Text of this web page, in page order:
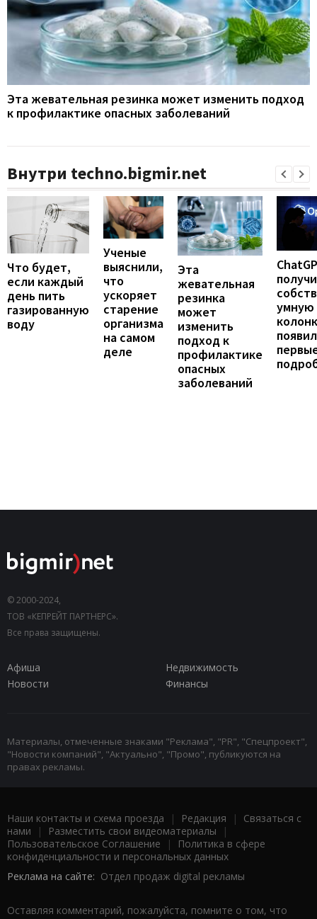
Эта жевательная резинка может изменить подход
к профилактике опасных заболеваний
Внутри techno.bigmir.net
Что будет,
если каждый
день пить
газированную
воду
Ученые
выяснили,
что
ускоряет
старение
организма
на самом
деле
Эта
жевательная
резинка
может
изменить
подход к
профилактике
опасных
заболеваний
умную
© 2000-2024,
ТОВ «КЕПРЕЙТ ПАРТНЕРС».
Все права защищены.
Афиша
Недвижимость
Новости
Финансы
Материалы, отмеченные знаками "Реклама", "PR", "Спецпроект",
"Новости компаний", "Актуально", "Промо", публикуются на
правах рекламы.
Наши контакты и схема проезда | Редакция | Связаться с
нами | Разместить свои видеоматериалы |
Пользовательское Соглашение |
Политика в сфере
конфиденциальности и персональных данных
Реклама на сайте: Отдел продаж digital рекламы
Оставляя комментарий, пожалуйста, помните о том, что